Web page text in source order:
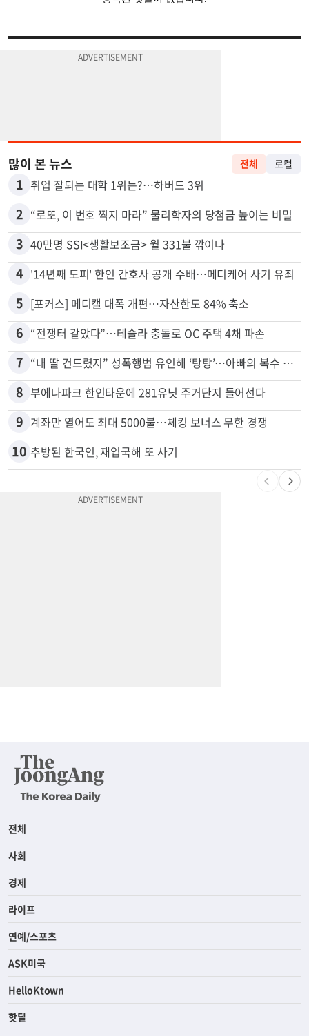
많이 본 뉴스 전체 로컬
1 취업 잘되는 대학 1위는?…하버드 3위
2 “로또, 이 번호 찍지 마라” 물리학자의 당첨금 높이는 비밀
3 40만명 SSI<생활보조금> 월 331불 깎이나
4 '14년째 도피' 한인 간호사 공개 수배…메디케어 사기 유죄
5 [포커스] 메디캘 대폭 개편…자산한도 84% 축소
6 “전쟁터 같았다”…테슬라 충돌로 OC 주택 4채 파손
7 “내 딸 건드렸지” 성폭행범 유인해 ‘탕탕’…아빠의 복수 결말
8 부에나파크 한인타운에 281유닛 주거단지 들어선다
9 계좌만 열어도 최대 5000불…체킹 보너스 무한 경쟁
10 추방된 한국인, 재입국해 또 사기
전체
사회
경제
라이프
연예/스포츠
ASK미국
HelloKtown
핫딜